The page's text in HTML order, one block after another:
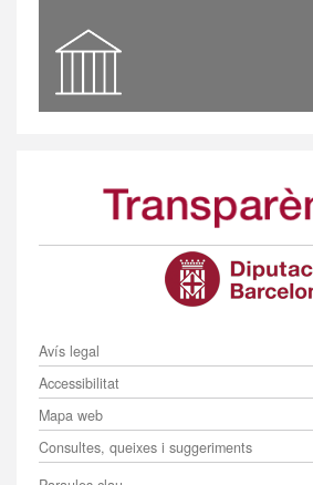
Menú
Avís legal
Accessibilitat
Mapa web
Consultes, queixes i suggeriments